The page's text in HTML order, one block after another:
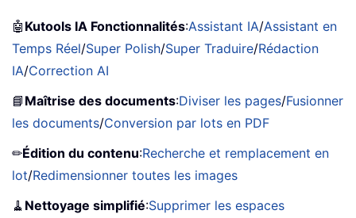
🤖 Kutools IA Fonctionnalités:Assistant IA/Assistant en
Temps Réel/Super Polish/Super Traduire/Rédaction
IA/Correction AI
📘 Maîtrise des documents:Diviser les pages/Fusionner
les documents/Conversion par lots en PDF
✏Édition du contenu:Recherche et remplacement en
lot/Redimensionner toutes les images
🧹 Nettoyage simplifié:Supprimer les espaces